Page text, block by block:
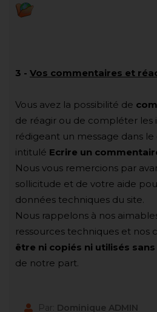
3 - Vos commentaires et
Vous avez la possibilité de
de réagir ou de compléter les
rédigeant un message dans le
intitulé Ecrire un
Nous vous remercions par
sollicitude et de votre aide
données techniques du site.
Nous rappelons à nos
ressources techniques et nos
être ni copiés ni utilisés
de notre part.
Par: Dominique ADMIN